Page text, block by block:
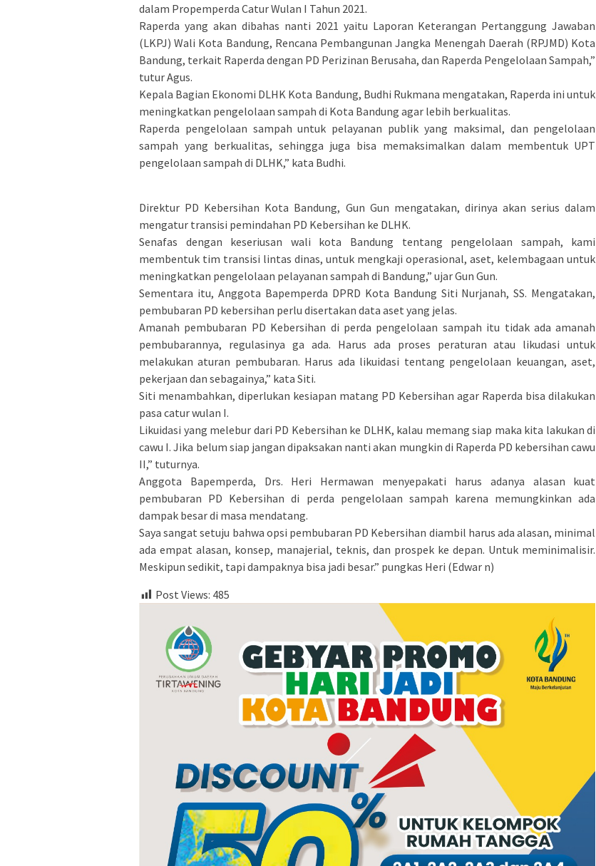
dalam Propemperda Catur Wulan I Tahun 2021.
Raperda yang akan dibahas nanti 2021 yaitu Laporan Keterangan Pertanggung Jawaban
(LKPJ) Wali Kota Bandung, Rencana Pembangunan Jangka Menengah Daerah (RPJMD) Kota
Bandung, terkait Raperda dengan PD Perizinan Berusaha, dan Raperda Pengelolaan Sampah,”
tutur Agus.
Kepala Bagian Ekonomi DLHK Kota Bandung, Budhi Rukmana mengatakan, Raperda ini untuk
meningkatkan pengelolaan sampah di Kota Bandung agar lebih berkualitas.
Raperda pengelolaan sampah untuk pelayanan publik yang maksimal, dan pengelolaan
sampah yang berkualitas, sehingga juga bisa memaksimalkan dalam membentuk UPT
pengelolaan sampah di DLHK,” kata Budhi.
Direktur PD Kebersihan Kota Bandung, Gun Gun mengatakan, dirinya akan serius dalam
mengatur transisi pemindahan PD Kebersihan ke DLHK.
Senafas dengan keseriusan wali kota Bandung tentang pengelolaan sampah, kami
membentuk tim transisi lintas dinas, untuk mengkaji operasional, aset, kelembagaan untuk
meningkatkan pengelolaan pelayanan sampah di Bandung,” ujar Gun Gun.
Sementara itu, Anggota Bapemperda DPRD Kota Bandung Siti Nurjanah, SS. Mengatakan,
pembubaran PD kebersihan perlu disertakan data aset yang jelas.
Amanah pembubaran PD Kebersihan di perda pengelolaan sampah itu tidak ada amanah
pembubarannya, regulasinya ga ada. Harus ada proses peraturan atau likudasi untuk
melakukan aturan pembubaran. Harus ada likuidasi tentang pengelolaan keuangan, aset,
pekerjaan dan sebagainya,” kata Siti.
Siti menambahkan, diperlukan kesiapan matang PD Kebersihan agar Raperda bisa dilakukan
pasa catur wulan I.
Likuidasi yang melebur dari PD Kebersihan ke DLHK, kalau memang siap maka kita lakukan di
cawu I. Jika belum siap jangan dipaksakan nanti akan mungkin di Raperda PD kebersihan cawu
II,” tuturnya.
Anggota Bapemperda, Drs. Heri Hermawan menyepakati harus adanya alasan kuat
pembubaran PD Kebersihan di perda pengelolaan sampah karena memungkinkan ada
dampak besar di masa mendatang.
Saya sangat setuju bahwa opsi pembubaran PD Kebersihan diambil harus ada alasan, minimal
ada empat alasan, konsep, manajerial, teknis, dan prospek ke depan. Untuk meminimalisir.
Meskipun sedikit, tapi dampaknya bisa jadi besar.” pungkas Heri (Edwar n)
Post Views: 485